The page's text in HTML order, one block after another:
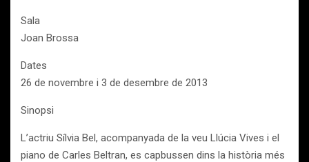
Sala
Joan Brossa
Dates
26 de novembre i 3 de desembre de 2013
Sinopsi
L’actriu Sílvia Bel, acompanyada de la veu Llúcia Vives i el
piano de Carles Beltran, es capbussen dins la història més